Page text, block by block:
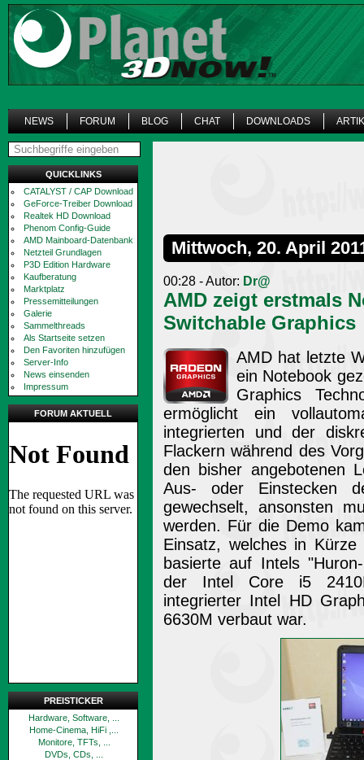
NEWS FORUM BLOG CHAT DOWNLOADS
QUICKLINKS
CATALYST / CAP Download
GeForce-Treiber Download
Realtek HD Download
Phenom Config-Guide
AMD Mainboard-Datenbank
Netzteil Grundlagen
P3D Edition Hardware
Kaufberatung
Marktplatz
Pressemitteilungen
Galerie
Sammelthreads
Als Startseite setzen
Den Favoriten hinzufügen
Server-Info
News einsenden
Impressum
FORUM AKTUELL
PREISTICKER
Hardware, Software, ...
Home-Cinema, HiFi ,...
Monitore, TFTs, ...
DVDs, CDs, ...
Mittwoch, 20. April
00:28 - Autor: Dr@
AMD zeigt erstmals
Switchable Graphics
AMD hat letzte
ein Notebook
Graphics
ermöglicht ein
integrierten und der
Flackern während des
den bisher angebotenen
Aus- oder Einstecken
gewechselt, ansonsten
werden. Für die Demo
Einsatz, welches in
basierte auf Intels
der Intel Core i5
integrierter Intel HD
6630M verbaut war.